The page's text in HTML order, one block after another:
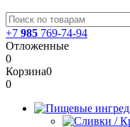
+7 985 769-74-94
Отложенные
0
Корзина0
0